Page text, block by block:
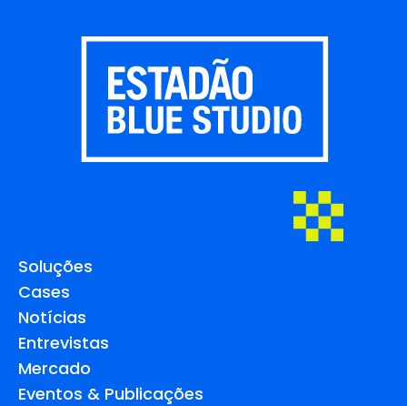
Soluções
Cases
Notícias
Entrevistas
Mercado
Eventos & Publicações